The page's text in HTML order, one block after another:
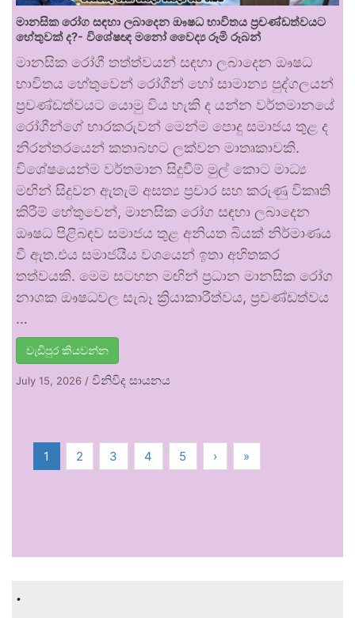
මානසික රෝග සඳහා ලබාදෙන ඖෂධ භාවිතය ප්‍රචණ්ඩත්වයට
හේතුවක් ද?- විශේෂඥ මනෝ වෛද්‍ය රූමි රූබන්
මානසික රෝගී තත්ත්වයන් සඳහා ලබාදෙන ඖෂධ
භාවිතය හේතුවෙන් රෝගීන් හෝ සාමාන්‍ය පුද්ගලයන්
ප්‍රචණ්ඩත්වයට යොමු විය හැකි ද යන්න වර්තමානයේ
රෝගීන්ගේ භාරකරුවන් මෙන්ම පොදු සමාජය තුළ ද
නිරන්තරයෙන් කතාබහට ලක්වන මාතෘකාවකි.
විශේෂයෙන්ම වර්තමාන සිදුවීම් මුල් කොට මාධ්‍ය
මඟින් සිදුවන ඇතැම් අසත්‍ය ප්‍රචාර සහ කරුණු විකෘති
කිරීම් හේතුවෙන්, මානසික රෝග සඳහා ලබාදෙන
ඖෂධ පිළිබඳව සමාජය තුළ අනියත බියක් නිර්මාණය
වී ඇත.එය සමාජයීය වශයෙන් ඉතා අහිතකර
තත්වයකි. මෙම සටහන මඟින් ප්‍රධාන මානසික රෝග
නාශක ඖෂධවල සැබෑ ක්‍රියාකාරීත්වය, ප්‍රචණ්ඩත්වය
…
වැඩිපුර කියවන්න
July 15, 2026 / විනිවිද සායනය
1 2 3 4 5 › »
.